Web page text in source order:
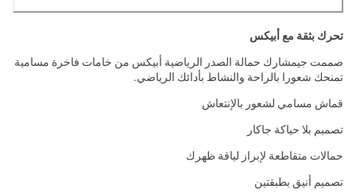
تحرك بثقة مع أبيكس
صممت جيمشارك حمالة الصدر الرياضية أبيكس من خامات فاخرة مسامية
تمنحك شعورا بالراحة والنشاط بأدائك الرياضي.
قماش مسامي لشعور بالإنتعاش
تصميم بلا حياكة جاكار
حمالات متقاطعة لإبراز لياقة ظهرك
تصميم أنيق بطبقتين